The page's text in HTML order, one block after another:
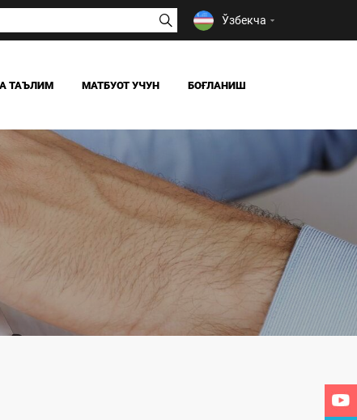
Ўзбекча
ТАЪЛИМ МАТБУОТ УЧУН
ЯНГИЛИКЛАР
БОҒЛАНИШ